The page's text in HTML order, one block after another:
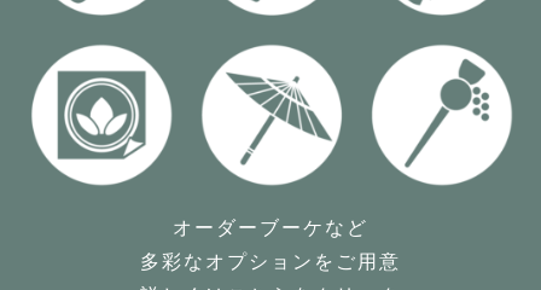
オーダーブーケなど
多彩なオプションをご用意